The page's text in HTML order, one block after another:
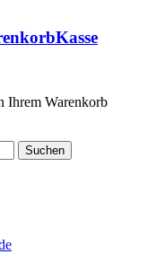
Kasse
Ihrem Warenkorb